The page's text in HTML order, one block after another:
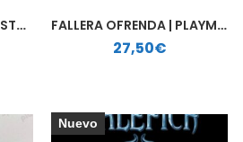
FALLEROS BLUSÓN | CUSTOM PLAYMOBIL FALLERA OFRENDA | PLAYMOBIL PERSONALIZADO
27,50€
Nuevo